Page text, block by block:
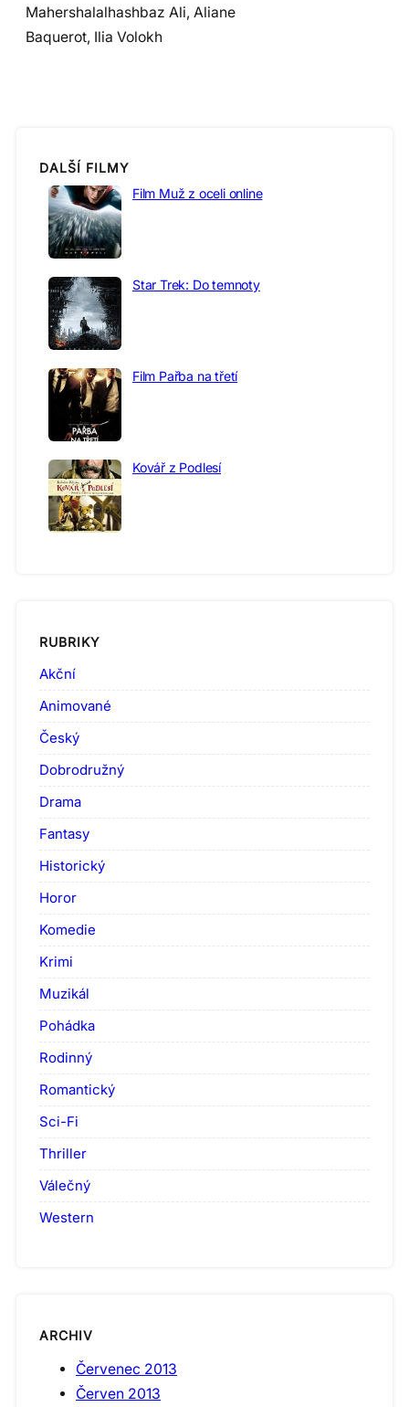
Mahershalalhashbaz Ali, Aliane
Baquerot, Ilia Volokh
DALŠÍ FILMY
Film Muž z oceli online
Star Trek: Do temnoty
Film Pařba na třetí
Kovář z Podlesí
RUBRIKY
Akční
Animované
Český
Dobrodružný
Drama
Fantasy
Historický
Horor
Komedie
Krimi
Muzikál
Pohádka
Rodinný
Romantický
Sci-Fi
Thriller
Válečný
Western
ARCHIV
Červenec 2013
Červen 2013